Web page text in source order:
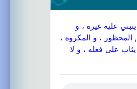
عليه غيره ، و
المحظور ، و المكروه ،
على فعله ، و لا